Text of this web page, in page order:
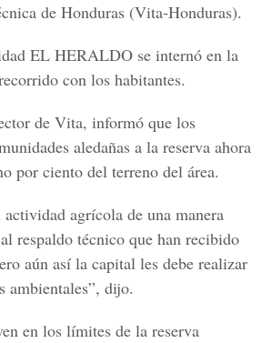
de Honduras (Vita-Honduras).
EL HERALDO se internó en la
con los habitantes.
de Vita, informó que los
aledañas a la reserva ahora
por ciento del terreno del área.
agrícola de una manera
respaldo técnico que han recibido
aún así la capital les debe realizar
ambientales”, dijo.
en los límites de la reserva